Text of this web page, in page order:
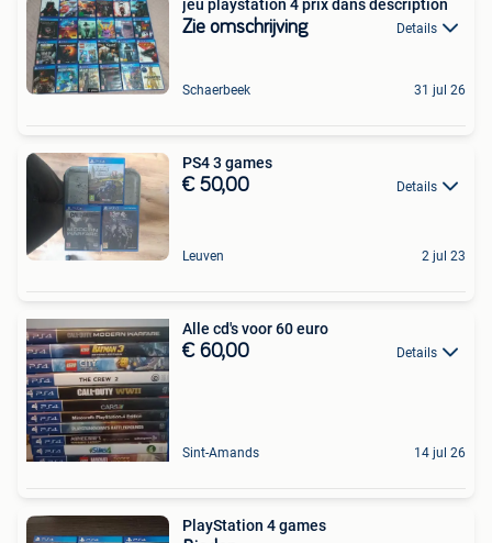
jeu playstation 4 prix dans description
Zie omschrijving Details
Schaerbeek 31 jul 26
PS4 3 games
€ 50,00 Details
Leuven 2 jul 23
Alle cd's voor 60 euro
€ 60,00 Details
Sint-Amands 14 jul 26
PlayStation 4 games